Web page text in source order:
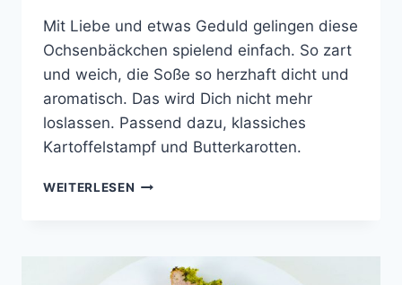
Mit Liebe und etwas Geduld gelingen diese
Ochsenbäckchen spielend einfach. So zart
und weich, die Soße so herzhaft dicht und
aromatisch. Das wird Dich nicht mehr
loslassen. Passend dazu, klassiches
Kartoffelstampf und Butterkarotten.
WEITERLESEN IRISCHE
MIT
KARTOFFELSTAMPF